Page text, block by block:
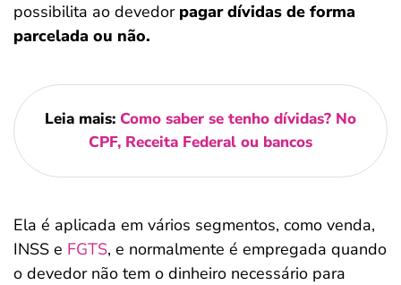
possibilita ao devedor pagar dívidas de forma
parcelada ou não.
Leia mais: Como saber se tenho dívidas? No
CPF, Receita Federal ou bancos
Ela é aplicada em vários segmentos, como venda,
INSS e FGTS, e normalmente é empregada quando
o devedor não tem o dinheiro necessário para